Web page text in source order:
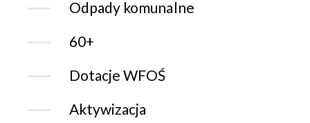
Odpady komunalne
60+
Dotacje WFOŚ
Aktywizacja